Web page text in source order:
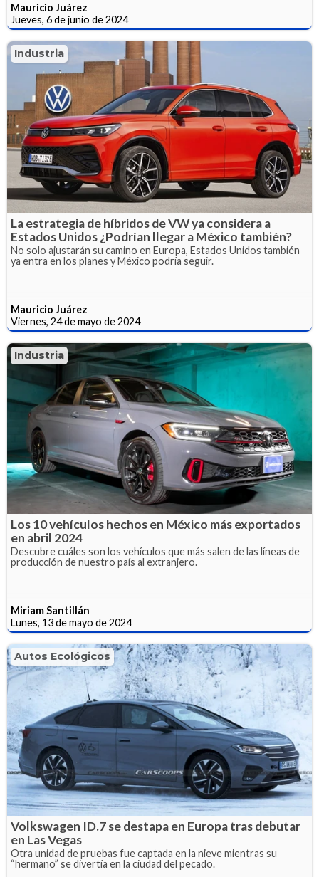
Mauricio Juárez
Jueves, 6 de junio de 2024
Industria
La estrategia de híbridos de VW ya considera a
Estados Unidos ¿Podrían llegar a México también?
No solo ajustarán su camino en Europa, Estados Unidos también
ya entra en los planes y México podría seguir.
Mauricio Juárez
Viernes, 24 de mayo de 2024
Industria
Los 10 vehículos hechos en México más exportados
en abril 2024
Descubre cuáles son los vehículos que más salen de las líneas de
producción de nuestro país al extranjero.
Miriam Santillán
Lunes, 13 de mayo de 2024
Autos Ecológicos
Volkswagen ID.7 se destapa en Europa tras debutar
en Las Vegas
Otra unidad de pruebas fue captada en la nieve mientras su
“hermano” se divertía en la ciudad del pecado.